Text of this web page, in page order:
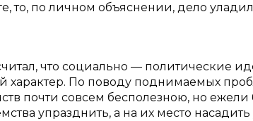
то, по личном объяснении, дело
что социально — политические
характер. По поводу поднимаемых
почти совсем бесполезною, но
упразднить, а на их место